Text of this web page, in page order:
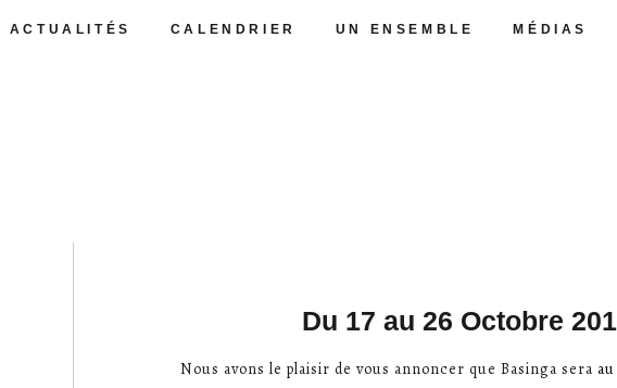
ACTUALITÉS CALENDRIER UN ENSEMBLE MÉDIAS
Du 17 au 26 Octobre
Nous avons le plaisir de vous annoncer que Basinga sera